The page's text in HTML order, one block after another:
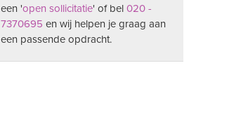
een 'open sollicitatie' of bel 020 -
7370695 en wij helpen je graag aan
een passende opdracht.